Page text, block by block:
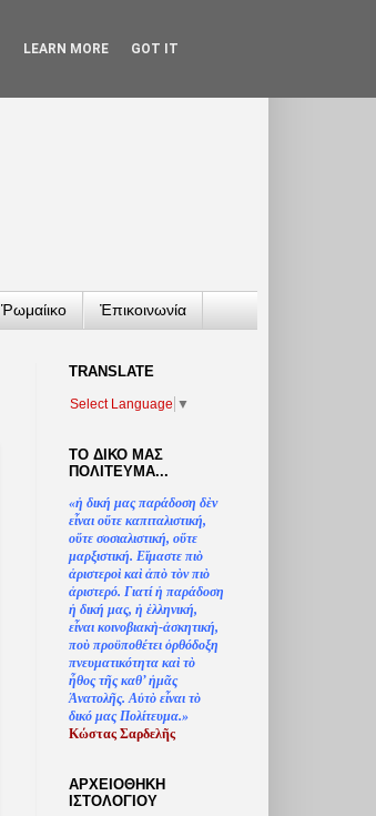
Ῥωμαίικο Ἐπικοινωνία
TRANSLATΕ
Select Language ▼
ΤΟ ΔΙΚΟ ΜΑΣ
ΠΟΛΙΤΕΥΜΑ...
«ἡ δική μας παράδοση δὲν
εἶναι οὔτε καπιταλιστική,
οὔτε σοσιαλιστική, οὔτε
μαρξιστική. Εἴμαστε πιὸ
ἀριστεροὶ καὶ ἀπὸ τὸν πιὸ
ἀριστερό. Γιατίἡ παράδοση
ἡ δική μας, ἡ ἑλληνική,
εἶναι κοινοβιακὴ-ἀσκητική,
ποὺ προϋποθέτει ὀρθόδοξη
πνευματικότητα καὶ τὸ
ἦθος τῆς καθ’ἠμᾶς
Ἀνατολῆς. Αὐτὸ εἶναι τὸ
δικό μας Πολίτευμα.»
Κώστας Σαρδελῆς
ΑΡΧΕΙΟΘΗΚΗ
ΙΣΤΟΛΟΓΙΟΥ
LEARN MORE GOT IT